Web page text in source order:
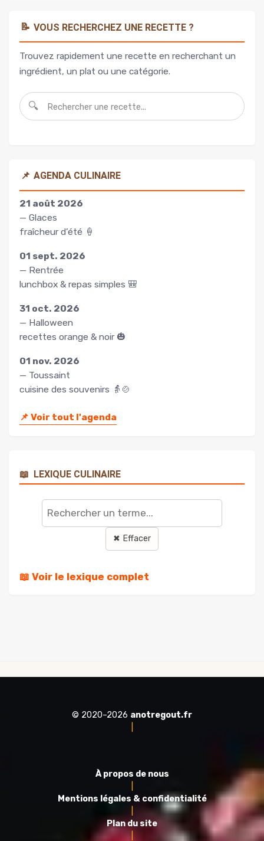
📝 VOUS RECHERCHEZ UNE RECETTE ?
Trouvez rapidement une recette en recherchant un
ingrédient, un plat ou une catégorie.
🔍
📌 AGENDA CULINAIRE
21 août 2026
— Glaces
fraîcheur d’été 🍦
01 sept. 2026
— Rentrée
lunchbox & repas simples 🎒
31 oct. 2026
— Halloween
recettes orange & noir 🎃
01 nov. 2026
— Toussaint
cuisine des souvenirs 👵🍲
📌 Voir tout l'agenda
📖 LEXIQUE CULINAIRE
Rechercher
terme
✖ Effacer
📖 Voir le lexique complet
© 2020–2026 anotregout.fr
À propos de nous
Mentions légales & confidentialité
Plan du site
|